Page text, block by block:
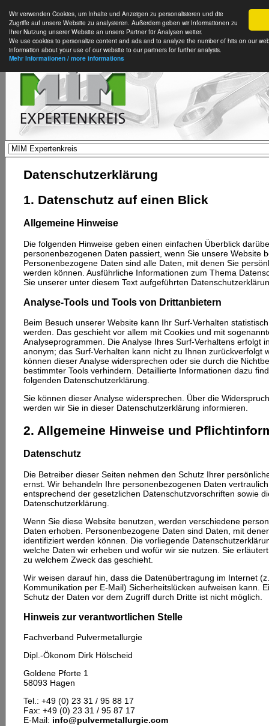
Wir verwenden Cookies, um Inhalte und Anzeigen zu personalisieren und die
Zugriffe auf unsere Website zu analysieren. Außerdem geben wir Informationen zu
Ihrer Nutzung unserer Website an unsere Partner für Analysen weiter.
We use cookies to personalize content and ads and to analyze the number of hits on our
information about your use of our website to our partners for further analysis.
Mehr Informationen / more informations
Datenschutzerklärung
1. Datenschutz auf einen Blick
Allgemeine Hinweise
Die folgenden Hinweise geben einen einfachen Überblick
personenbezogenen Daten passiert, wenn Sie unsere Website
Personenbezogene Daten sind alle Daten, mit denen Sie
werden können. Ausführliche Informationen zum Thema
Sie unserer unter diesem Text aufgeführten
Analyse-Tools und Tools von Drittanbietern
Beim Besuch unserer Website kann Ihr Surf-Verhalten
werden. Das geschieht vor allem mit Cookies und mit
Analyseprogrammen. Die Analyse Ihres Surf-Verhaltens erfolgt
anonym; das Surf-Verhalten kann nicht zu Ihnen zurückverfolgt
können dieser Analyse widersprechen oder sie durch die
bestimmter Tools verhindern. Detaillierte Informationen dazu
folgenden Datenschutzerklärung.
Sie können dieser Analyse widersprechen. Über die
werden wir Sie in dieser Datenschutzerklärung informieren.
2. Allgemeine Hinweise und
Datenschutz
Die Betreiber dieser Seiten nehmen den Schutz Ihrer
ernst. Wir behandeln Ihre personenbezogenen Daten
entsprechend der gesetzlichen Datenschutzvorschriften sowie
Datenschutzerklärung.
Wenn Sie diese Website benutzen, werden verschiedene
Daten erhoben. Personenbezogene Daten sind Daten, mit
identifiziert werden können. Die vorliegende
welche Daten wir erheben und wofür wir sie nutzen. Sie
zu welchem Zweck das geschieht.
Wir weisen darauf hin, dass die Datenübertragung im Internet
Kommunikation per E-Mail) Sicherheitslücken aufweisen kann.
Schutz der Daten vor dem Zugriff durch Dritte ist nicht möglich.
Hinweis zur verantwortlichen Stelle
Fachverband Pulvermetallurgie
Dipl.-Ökonom Dirk Hölscheid
Goldene Pforte 1
58093 Hagen
Tel.: +49 (0) 23 31 / 95 88 17
Fax: +49 (0) 23 31 / 95 87 17
E-Mail: info@pulvermetallurgie.com